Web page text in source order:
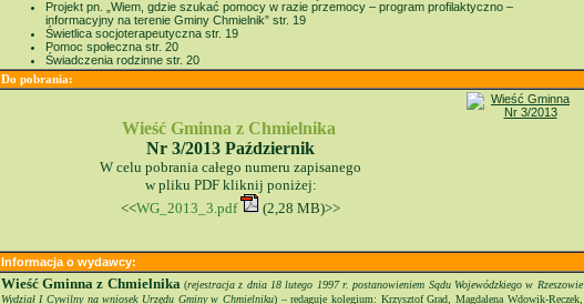
Projekt pn. „Wiem, gdzie szukać pomocy w razie przemocy – program profilaktyczno –
informacyjny na terenie Gminy Chmielnik” str. 19
Świetlica socjoterapeutyczna str. 19
Pomoc społeczna str. 20
Świadczenia rodzinne str. 20
Do pobrania:
Wieść Gminna z Chmielnika
Nr 3/2013 Październik
W celu pobrania całego numeru zapisanego
w pliku PDF kliknij poniżej:
<<WG_2013_3.pdf (2,28 MB)>>
Informacja o wydawcy:
Wieść Gminna z Chmielnika(rejestracja z dnia 18 lutego 1997 r. postanowieniem Sądu Wojewódzkiego w Rzeszowie
Wydział I Cywilny na wniosek Urzędu Gminy w Chmielniku) – redaguje kolegium: Krzysztof Grad, Magdalena Wdowik-Reczek,